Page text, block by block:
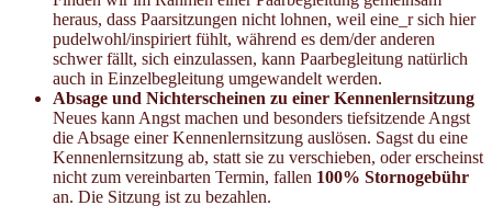
heraus, dass Paarsitzungen nicht lohnen, weil eine_r sich hier
pudelwohl/inspiriert fühlt, während es dem/der anderen
schwer fällt, sich einzulassen, kann Paarbegleitung natürlich
auch in Einzelbegleitung umgewandelt werden.
Absage und Nichterscheinen zu einer Kennenlernsitzung
Neues kann Angst machen und besonders tiefsitzende Angst
die Absage einer Kennenlernsitzung auslösen. Sagst du eine
Kennenlernsitzung ab, statt sie zu verschieben, oder erscheinst
nicht zum vereinbarten Termin, fallen 100% Stornogebühr
an. Die Sitzung ist zu bezahlen.